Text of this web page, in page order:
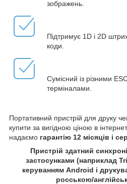
зображень.
Підтримує 1D і 2D
коди.
Сумісний із різними
терміналами.
Портативний пристрій для друку
купити за вигідною ціною в
надаємо гарантію 12 місяців і
Пристрій здатний
застосунками (наприклад
керуванням Android і
росською/